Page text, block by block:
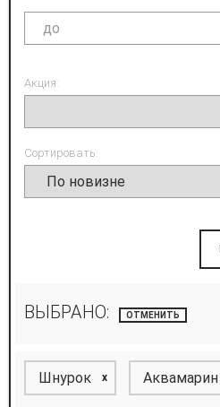
Акция:
Сортировать:
ВЫБРАНО: ОТМЕНИТЬ
Шнурок x Аквамарин